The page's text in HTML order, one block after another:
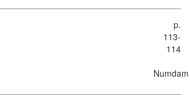
p.
113-
114
Numdam